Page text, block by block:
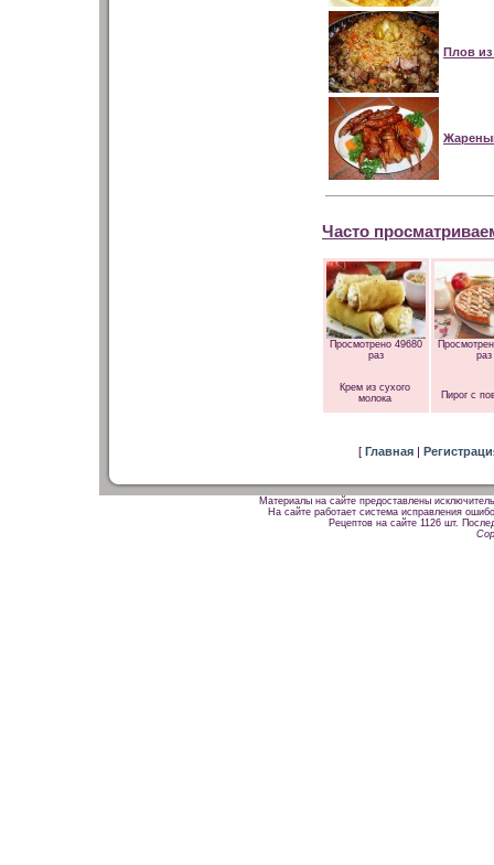
Плов из
Часто
Просмотрено 49680
раз
Крем из сухого
молока
раз
Пирог с
[ Главная |
Материалы на сайте предоставлены
На сайте работает система исправления
Рецептов на сайте 1126 шт.